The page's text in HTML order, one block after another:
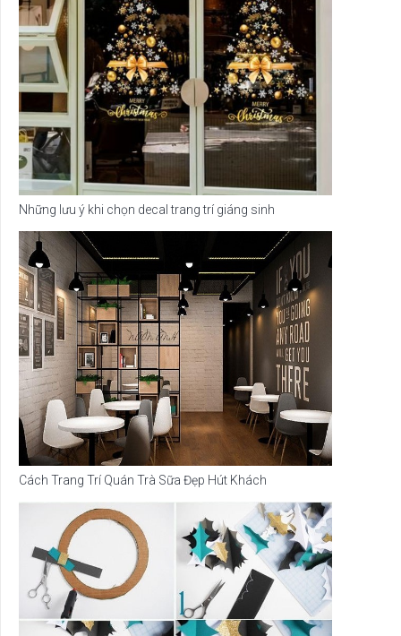
Những lưu ý khi chọn decal trang trí giáng sinh
Cách Trang Trí Quán Trà Sữa Đẹp Hút Khách